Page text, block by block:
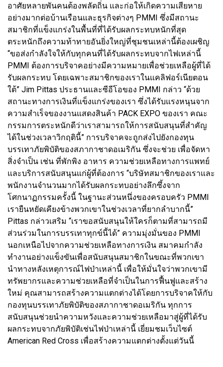
อาศัยหลายพันคนต้องพลัดถิ่น และก่อให้เกิดความเสียหาย
อย่างมากต่อบ้านเรือนและธุรกิจต่างๆ PMMI ซึ่งมีสถานะ
สมาชิกที่แข็งแกร่งในพื้นที่ที่ได้รับผลกระทบหนักที่สุด
ตระหนักถึงความท้าทายอันยิ่งใหญ่ที่ชุมชนเหล่านี้ต้องเผชิญ
“ขอส่งกำลังใจให้กับทุกคนที่ได้รับผลกระทบจากไฟเหล่านี้
PMMI ต้องการบริจาคอย่างมีความหมายเพื่อช่วยเหลือผู้ที่ได้
รับผลกระทบ โดยเฉพาะสมาชิกของเราในแคลิฟอร์เนียตอน
ใต้” Jim Pittas ประธานและซีอีโอของ PMMI กล่าว “ด้วย
สถานะทางการเงินที่แข็งแกร่งของเรา ซึ่งได้รับแรงหนุนจาก
ความสำเร็จของงานแสดงสินค้า PACK EXPO ของเรา คณะ
กรรมการตระหนักดีว่าเราสามารถให้การสนับสนุนที่สำคัญ
ได้ในช่วงเวลาวิกฤตินี้” การบริจาคจะถูกส่งไปยังกองทุน
บรรเทาภัยพิบัติของสภากาชาดอเมริกัน ซึ่งจะช่วย เพื่อจัดหา
สิ่งจำเป็น เช่น ที่พักพิง อาหาร ความช่วยเหลือทางการแพทย์
และบริการสนับสนุนแก่ผู้ที่ต้องการ “บริษัทสมาชิกของเราและ
พนักงานจำนวนมากได้รับผลกระทบอย่างลึกซึ้งจาก
โศกนาฏกรรมครั้งนี้ ในฐานะส่วนหนึ่งของครอบครัว PMMI
เรายืนหยัดเคียงข้างพวกเขาในช่วงเวลาที่ยากลำบากนี้”
Pittas กล่าวเสริม “เราขอสนับสนุนให้ใครก็ตามที่สามารถมี
ส่วนร่วมในการบรรเทาทุกข์นี้ได้” ความมุ่งมั่นของ PMMI
นอกเหนือไปจากความช่วยเหลือทางการเงิน สมาคมกำลัง
ทำงานอย่างแข็งขันเพื่อสนับสนุนสมาชิกในขณะที่พวกเขา
นำทางหลังเหตุการณ์ไฟป่าเหล่านี้ เพื่อให้มั่นใจว่าพวกเขามี
ทรัพยากรและความช่วยเหลือที่จำเป็นในการฟื้นฟูและสร้าง
ใหม่ คุณสามารถสร้างความแตกต่างได้โดยการบริจาคให้กับ
กองทุนบรรเทาภัยพิบัติของสภากาชาดอเมริกัน ทุกการ
สนับสนุนช่วยนำความหวังและความช่วยเหลือมาสู่ผู้ที่ได้รับ
ผลกระทบจากภัยพิบัติเช่นไฟป่าเหล่านี้ เยี่ยมชมเว็บไซต์
American Red Cross เพื่อสร้างความแตกต่างตั้งแต่วันนี้